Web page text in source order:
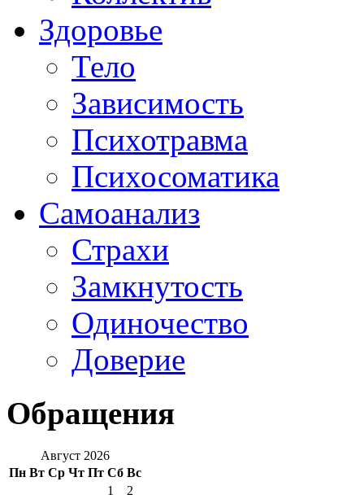
Здоровье
Тело
Зависимость
Психотравма
Психосоматика
Самоанализ
Страхи
Замкнутость
Одиночество
Доверие
Обращения
Август 2026
Пн Вт Ср Чт Пт Сб Вс
1
2